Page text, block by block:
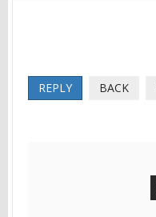
REPLY BACK